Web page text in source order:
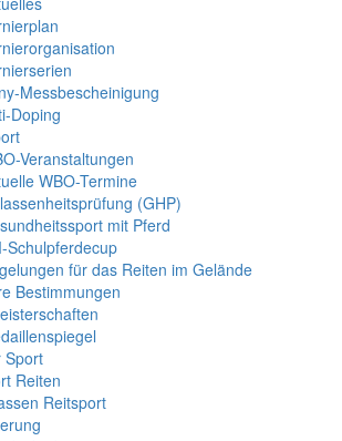
Messbescheinigung
Doping
Veranstaltungen
WBO-Termine
(GHP)
mit Pferd
Schulpferdecup
für das Reiten im Gelände
Bestimmungen
Sport
Reiten
Reitsport